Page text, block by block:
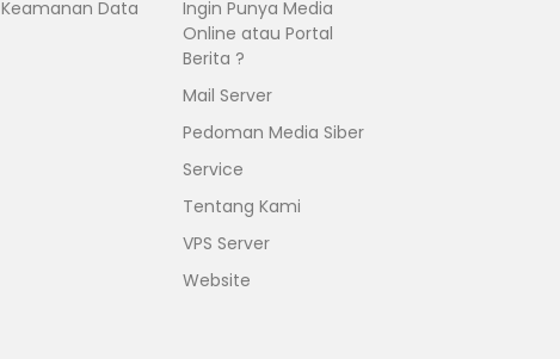
Keamanan Data
Ingin Punya Media
Online atau Portal
Berita ?
Mail Server
Pedoman Media Siber
Service
Tentang Kami
VPS Server
Website